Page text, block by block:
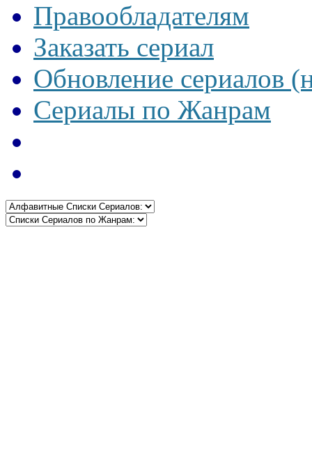
Правообладателям
Заказать сериал
Обновление сериалов
Сериалы по Жанрам